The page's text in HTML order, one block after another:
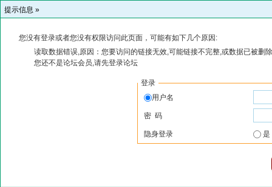
提示信息 »
您没有登录或者您没有权限访问此页面，可能有如下几个原因:
读取数据错误,原因：您要访问的链接无效,可能链接不完整,或数据已被删
您还不是论坛会员,请先登录论坛
登录
用户名
密 码
隐身登录